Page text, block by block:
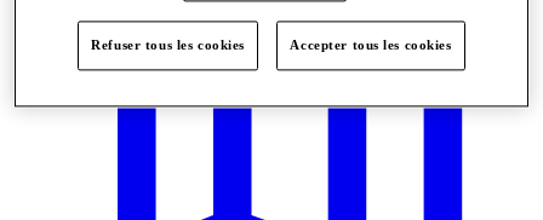
Refuser tous les cookies Accepter tous les cookies